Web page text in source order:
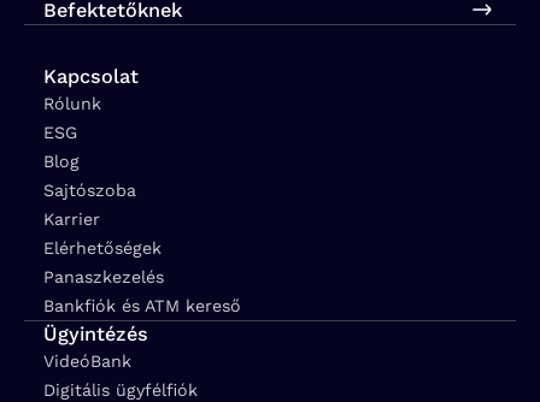
Befektetőknek
Kapcsolat
Rólunk
ESG
Blog
Sajtószoba
Karrier
Elérhetőségek
Panaszkezelés
Bankfiók és ATM kereső
Ügyintézés
VideóBank
Digitális ügyfélfiók